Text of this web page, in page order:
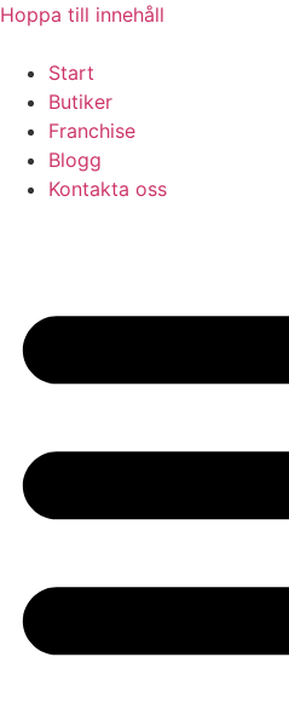
Hoppa till innehåll
Start
Butiker
Franchise
Blogg
Kontakta oss